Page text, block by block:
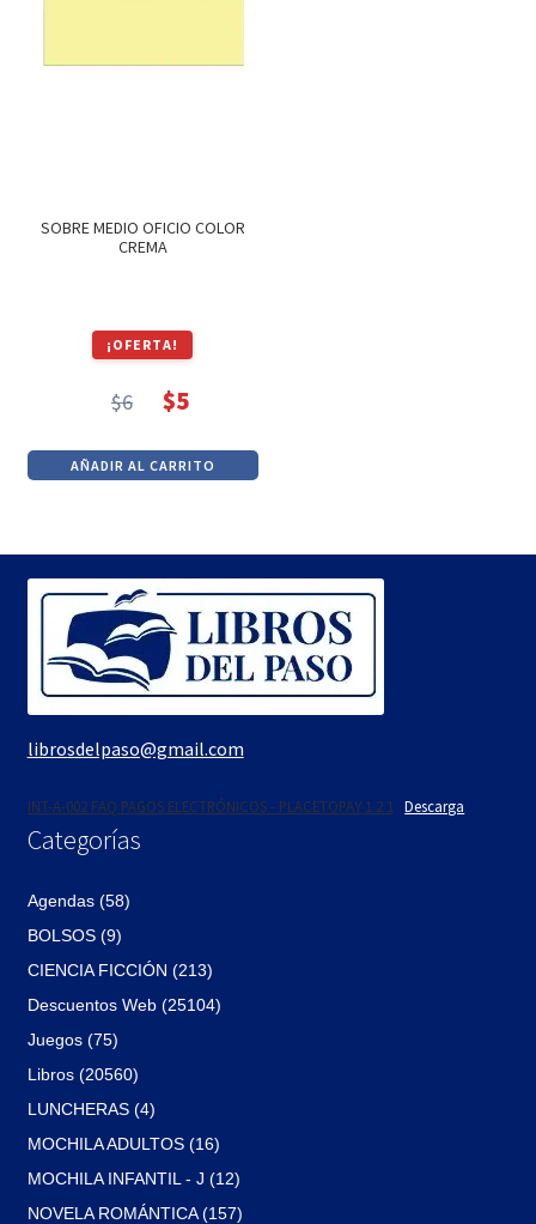
SOBRE MEDIO OFICIO COLOR
CREMA
¡OFERTA!
$6
precio
original
$5
precio
actual
AÑADIR AL CARRITO
librosdelpaso@gmail.com
INT-A-002 FAQ PAGOS ELECTRÓNICOS - PLACETOPAY 1 2 1 Descarga
Categorías
Agendas (58)
BOLSOS (9)
CIENCIA FICCIÓN (213)
Descuentos Web (25104)
Juegos (75)
Libros (20560)
LUNCHERAS (4)
MOCHILA ADULTOS (16)
MOCHILA INFANTIL - J (12)
NOVELA ROMÁNTICA (157)